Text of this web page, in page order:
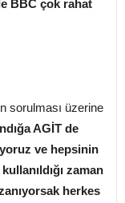
BBC çok rahat
sorulması üzerine
AGİT de
ve hepsinin
zaman
herkes